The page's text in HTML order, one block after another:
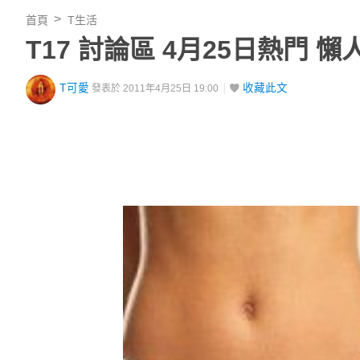
首頁 T生活
T17 討論區 4月25日熱門 懶
T可愛 發表於 2011年4月25日 19:00 收藏此文